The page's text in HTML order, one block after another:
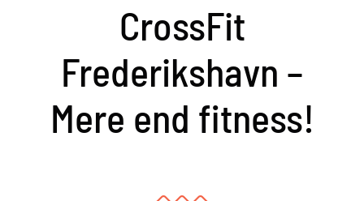
CrossFit
Frederikshavn –
Mere end fitness!